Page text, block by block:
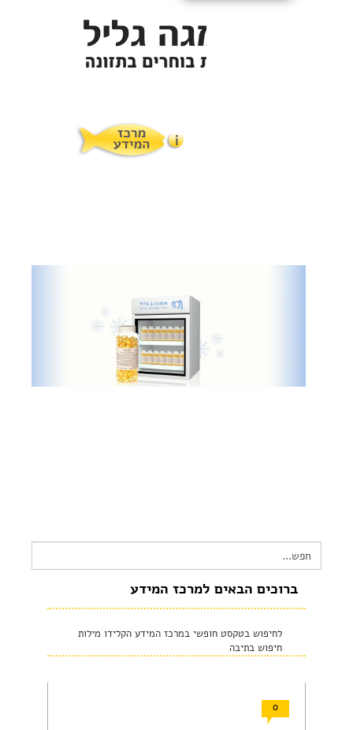
פרוטוקול אומגה
מרכז המטפלים
מרכז המידע
צור קשר
Search
for:
ברוכים הבאים למרכז המידע
לחיפוש בטקסט חופשי במרכז המידע הקלידו מילות
חיפוש בתיבה
0